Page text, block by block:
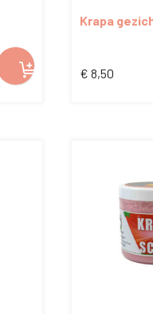
Krapa
€ 8,50